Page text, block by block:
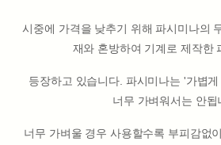
시중에 가격을 낮추기 위해 파시미나의
재와 혼방하여 기계로 제작한
등장하고 있습니다. 파시미나는 '가볍
너무 가벼워서는 안됩
너무 가벼울 경우 사용할수록 부피감없